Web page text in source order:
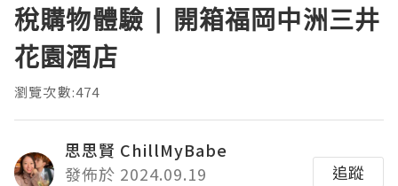
稅購物體驗 | 開箱福岡中洲三井
花園酒店
瀏覽次數:474
思思賢 ChillMyBabe
發佈於 2024.09.19
追蹤